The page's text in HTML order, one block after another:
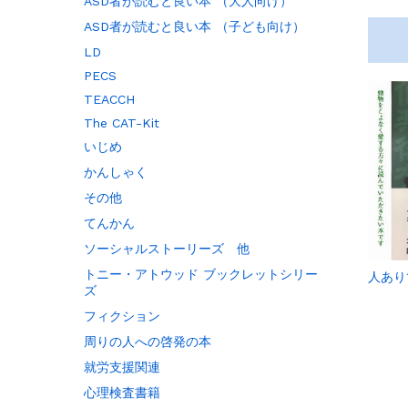
人あ
ASD者が読むと良い本 （子ども向け）
LD
PECS
TEACCH
The CAT-Kit
いじめ
かんしゃく
その他
てんかん
ソーシャルストーリーズ 他
トニー・アトウッド ブックレットシリー
ズ
フィクション
周りの人への啓発の本
就労支援関連
心理検査書籍